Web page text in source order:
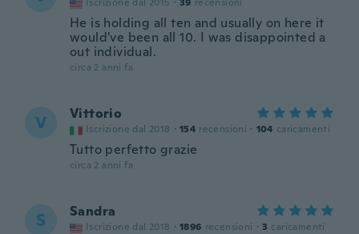
He is holding all ten and usually on here it
would've been all 10. I was disappointed a
out individual.
circa 2 anni fa
V Vittorio
Iscrizione dal 2018 · 154 recensioni · 104 caricamenti
Tutto perfetto grazie
circa 2 anni fa
S Sandra
Iscrizione dal 2018 · 1896 recensioni · 3 caricamenti